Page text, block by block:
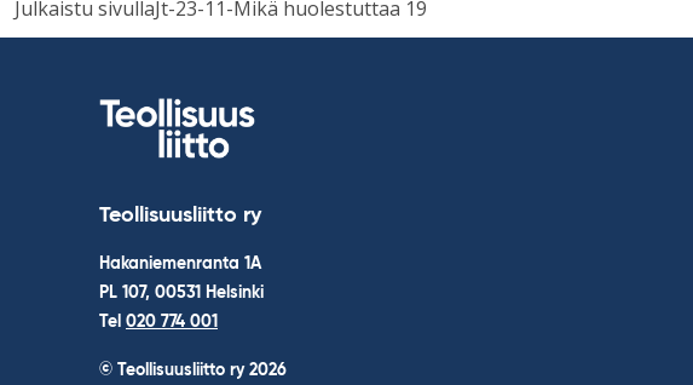
записям
Julkaistu sivullaJt-23-11-Mikä huolestuttaa 19
Teollisuusliitto ry
Hakaniemenranta 1A
PL 107, 00531 Helsinki
Tel 020 774 001
© Teollisuusliitto ry 2026